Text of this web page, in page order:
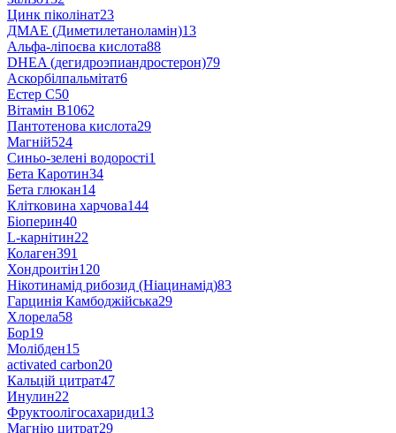
Цинк піколінат23
ДМАЕ (Диметилетаноламін)13
Альфа-ліпоєва кислота88
DHEA (дегидроэпиандростерон)79
Аскорбілпальмітат6
Естер С50
Вітамін B1062
Пантотенова кислота29
Магній524
Синьо-зелені водорості1
Бета Каротин34
Бета глюкан14
Клітковина харчова144
Біоперин40
L-карнітин22
Колаген391
Хондроитін120
Нікотинамід рибозид (Ніацинамід)83
Гарцинія Камбоджійська29
Хлорела58
Бор19
Молібден15
activated carbon20
Кальцій цитрат47
Инулин22
Фруктоолігосахариди13
Магнію цитрат29